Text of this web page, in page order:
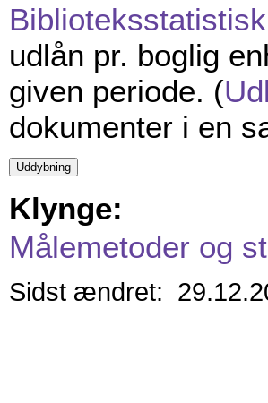
Biblioteksstatistisk
udlån pr. boglig
given periode. (
dokumenter i en
Klynge:
Målemetoder og
Sidst ændret: